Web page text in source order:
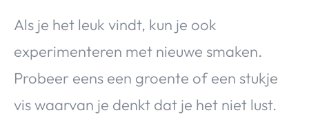
Als je het leuk vindt, kun je ook
experimenteren met nieuwe smaken.
Probeer eens een groente of een stukje
vis waarvan je denkt dat je het niet lust.